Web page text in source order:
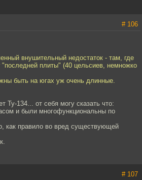
# 106
внушительный недостаток - там, где
"последней плиты" (40 цельсиев, немножко
быть на югах уж очень длинные.
134... от себя могу сказать что:
и были многофункциональны по
как правило во вред существующей
# 107